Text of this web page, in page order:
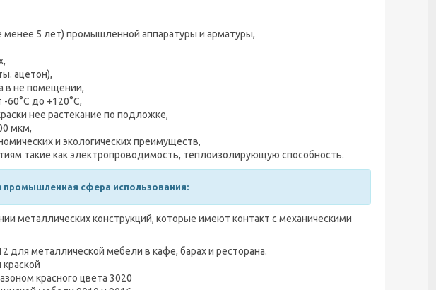
5 лет) промышленной аппаратуры и арматуры,
ацетон),
в не помещении,
60°С до +120°С,
нее растекание по подложке,
мкм,
и экологических преимуществ,
такие как электропроводимость, теплоизолирующую способность.
промышленная сфера использования:
металлических конструкций, которые имеют контакт с механическими
для металлической мебели в кафе, барах и ресторана.
красного цвета 3020